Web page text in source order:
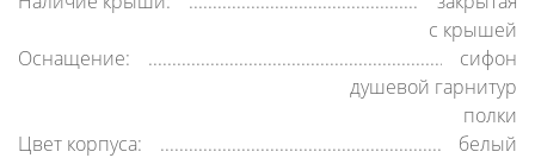
c крышей
Оснащение:
сифон
душевой гарнитур
полки
Цвет корпуса:
белый